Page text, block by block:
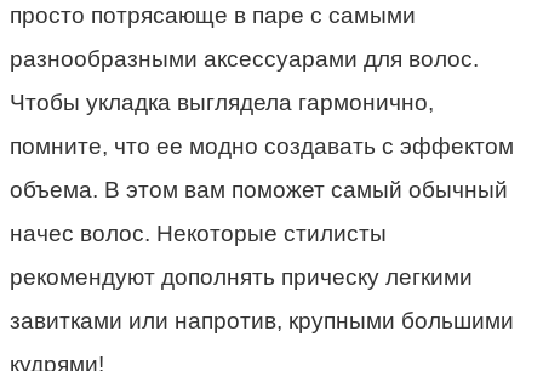
просто потрясающе в паре с самыми
разнообразными аксессуарами для волос.
Чтобы укладка выглядела гармонично,
помните, что ее модно создавать с эффектом
объема. В этом вам поможет самый обычный
начес волос. Некоторые стилисты
рекомендуют дополнять прическу легкими
завитками или напротив, крупными большими
кудрями!